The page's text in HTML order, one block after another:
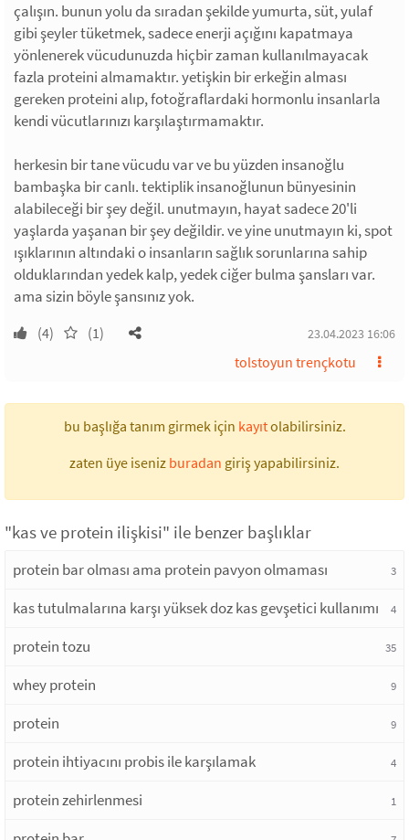
çalışın. bunun yolu da sıradan şekilde yumurta, süt, yulaf
gibi şeyler tüketmek, sadece enerji açığını kapatmaya
yönlenerek vücudunuzda hiçbir zaman kullanılmayacak
fazla proteini almamaktır. yetişkin bir erkeğin alması
gereken proteini alıp, fotoğraflardaki hormonlu insanlarla
kendi vücutlarınızı karşılaştırmamaktır.
herkesin bir tane vücudu var ve bu yüzden insanoğlu
bambaşka bir canlı. tektiplik insanoğlunun bünyesinin
alabileceği bir şey değil. unutmayın, hayat sadece 20'li
yaşlarda yaşanan bir şey değildir. ve yine unutmayın ki, spot
ışıklarının altındaki o insanların sağlık sorunlarına sahip
olduklarından yedek kalp, yedek ciğer bulma şansları var.
ama sizin böyle şansınız yok.
(4) (1) 23.04.2023 16:06
tolstoyun trençkotu
bu başlığa tanım girmek için kayıtolabilirsiniz.
zaten üye iseniz buradan giriş yapabilirsiniz.
"kas ve protein ilişkisi" ile benzer başlıklar
protein bar olması ama protein pavyon olmaması 3
kas tutulmalarına karşı yüksek doz kas gevşetici kullanımı 4
protein tozu 35
whey protein 9
protein 9
protein ihtiyacını probis ile karşılamak 4
protein zehirlenmesi 1